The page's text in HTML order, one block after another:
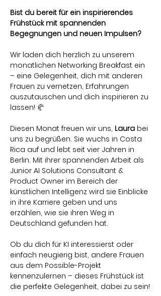
Bist du bereit für ein inspirierendes
Frühstück mit spannenden
Begegnungen und neuen Impulsen?
Wir laden dich herzlich zu unserem
monatlichen Networking Breakfast ein
– eine Gelegenheit, dich mit anderen
Frauen zu vernetzen, Erfahrungen
auszutauschen und dich inspirieren zu
lassen! 🥐
Diesen Monat freuen wir uns, Laura bei
uns zu begrüßen. Sie wuchs in Costa
Rica auf und lebt seit vier Jahren in
Berlin. Mit ihrer spannenden Arbeit als
Junior AI Solutions Consultant &
Product Owner im Bereich der
künstlichen Intelligenz wird sie Einblicke
in ihre Karriere geben und uns
erzählen, wie sie ihren Weg in
Deutschland gefunden hat.
Ob du dich für KI interessierst oder
einfach neugierig bist, andere Frauen
aus dem Possible-Projekt
kennenzulernen – dieses Frühstück ist
die perfekte Gelegenheit, dabei zu sein!